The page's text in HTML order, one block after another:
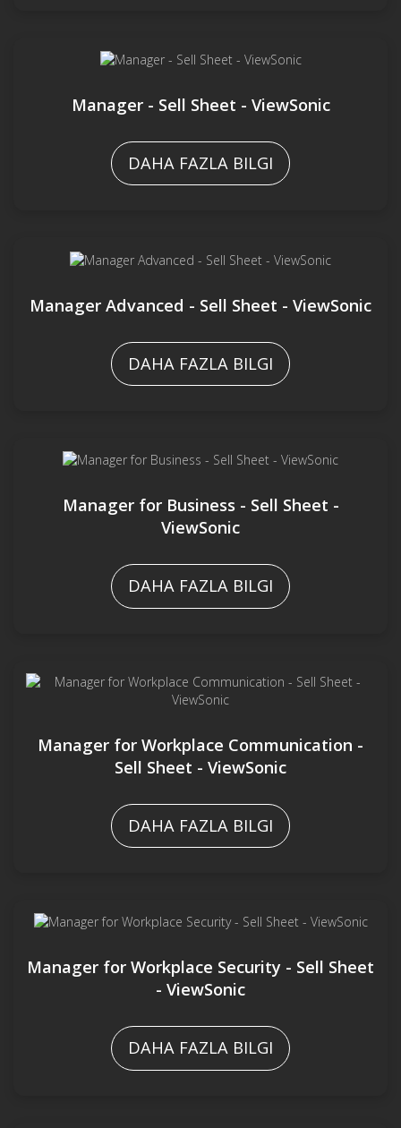
Manager - Sell Sheet - ViewSonic
DAHA FAZLA BILGI
Manager Advanced - Sell Sheet - ViewSonic
DAHA FAZLA BILGI
Manager for Business - Sell Sheet -
ViewSonic
DAHA FAZLA BILGI
Manager for Workplace Communication -
Sell Sheet - ViewSonic
DAHA FAZLA BILGI
Manager for Workplace Security - Sell Sheet
- ViewSonic
DAHA FAZLA BILGI